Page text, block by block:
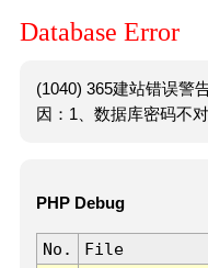
Database Error
(1040) 365建站错误警
因：1、数据库密码不
PHP Debug
No. File